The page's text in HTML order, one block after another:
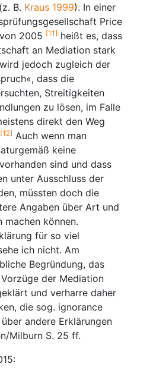
B. Kraus 1999). In einer
Price
2005 [11] heißt es, dass
an Mediation stark
jedoch zugleich der
dass die
Streitigkeiten
zu lösen, im Falle
direkt den Weg
[12] Auch wenn man
keine
sind und dass
unter Ausschluss der
müssten doch die
Angaben über Art und
machen können.
für so viel
ich nicht. Am
Begründung, das
der Mediation
und verharre daher
die sog. ignorance
andere Erklärungen
Milburn S. 25 ff.